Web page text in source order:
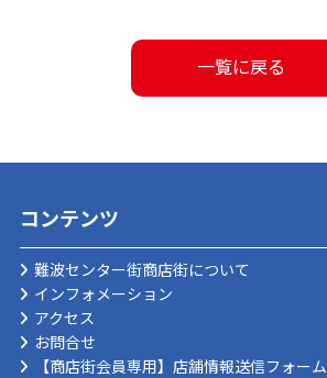
一覧に戻る
コンテンツ
難波センター街商店街について
インフォメーション
アクセス
お問合せ
【商店街会員専用】店舗情報送信フォーム